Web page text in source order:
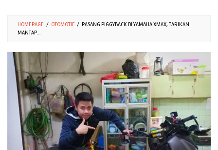
HOMEPAGE / OTOMOTIF / PASANG PIGGYBACK DI YAMAHA XMAX, TARIKAN
MANTAP....